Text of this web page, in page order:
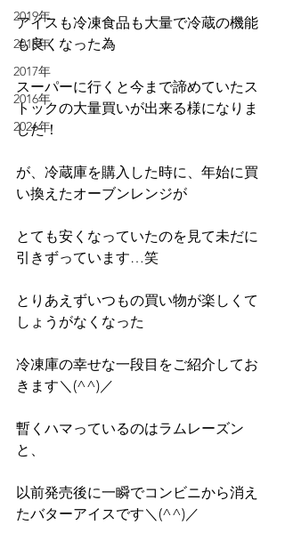
2019年
2018年
2017年
2016年
2026年
アイスも冷凍食品も大量で冷蔵の機能
も良くなった為
スーパーに行くと今まで諦めていたス
トックの大量買いが出来る様になりま
した！
が、冷蔵庫を購入した時に、年始に買
い換えたオーブンレンジが
とても安くなっていたのを見て未だに
引きずっています…笑
とりあえずいつもの買い物が楽しくて
しょうがなくなった
冷凍庫の幸せな一段目をご紹介してお
きます＼(^^)／
暫くハマっているのはラムレーズン
と、
以前発売後に一瞬でコンビニから消え
たバターアイスです＼(^^)／